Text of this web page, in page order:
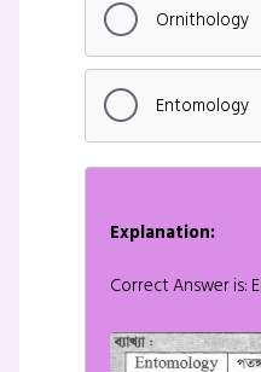
Ornithology
Entomology
Explanation:
Correct Answer is: